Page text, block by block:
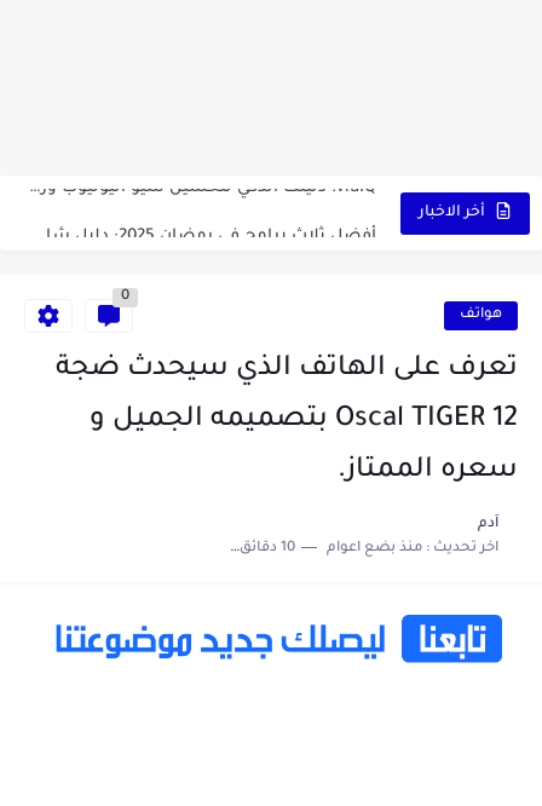
أخر الاخبار
منحة البطالة الجزائرية 2025 دليل تجديد المنحة بسرعة وسهولة هواتف
0
تعرف على الهاتف الذي سيحدث ضجة
Oscal TIGER 12 بتصميمه الجميل و
سعره الممتاز.
آدم
اخر تحديث :منذ بضع اعوام 10 دقائق للقراءة